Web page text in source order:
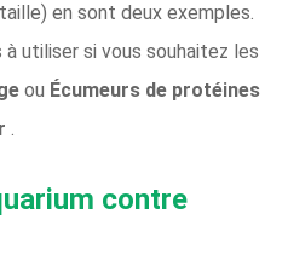
en sont deux exemples.
utiliser si vous souhaitez les
ou Écumeurs de protéines
.
contre